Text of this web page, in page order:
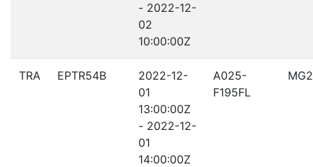
- 2022-12-
02
10:00:00Z
TRA EPTR54B
2022-12-
01
13:00:00Z
- 2022-12-
01
14:00:00Z
A025-
F195FL